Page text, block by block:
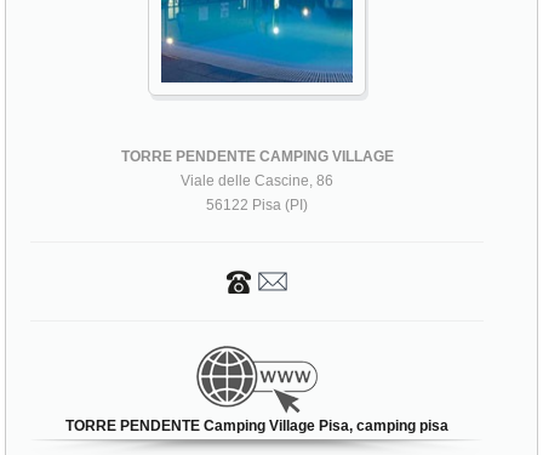
TORRE PENDENTE CAMPING VILLAGE
Viale delle Cascine, 86
56122 Pisa (PI)
TORRE PENDENTE Camping Village Pisa, camping pisa